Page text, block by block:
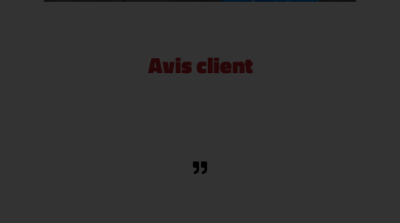
Avis client